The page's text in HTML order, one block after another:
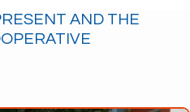
AND THE